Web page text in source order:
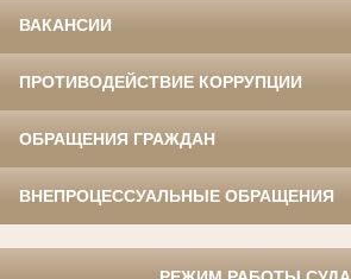
ВАКАНСИИ
ПРОТИВОДЕЙСТВИЕ КОРРУПЦИИ
ОБРАЩЕНИЯ ГРАЖДАН
ВНЕПРОЦЕССУАЛЬНЫЕ ОБРАЩЕНИЯ